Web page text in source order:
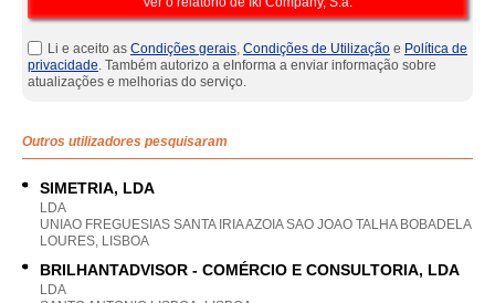
Li e aceito as Condições gerais, Condições de Utilização e Política de
privacidade. Também autorizo a eInforma a enviar informação sobre
atualizações e melhorias do serviço.
Outros utilizadores pesquisaram
SIMETRIA, LDA
LDA
UNIAO FREGUESIAS SANTA IRIA AZOIA SAO JOAO TALHA BOBADELA
LOURES, LISBOA
BRILHANTADVISOR - COMÉRCIO E CONSULTORIA, LDA
LDA